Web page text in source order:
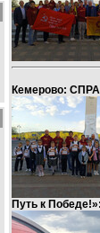
Кемерово:
Путь к